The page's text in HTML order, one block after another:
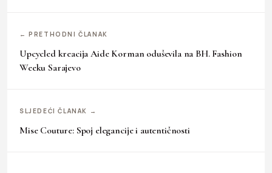
← PRETHODNI ČLANAK
Upcycled kreacija Aide Korman oduševila na BH. Fashion
Weeku Sarajevo
SLJEDEĆI ČLANAK →
Mise Couture: Spoj elegancije i autentičnosti